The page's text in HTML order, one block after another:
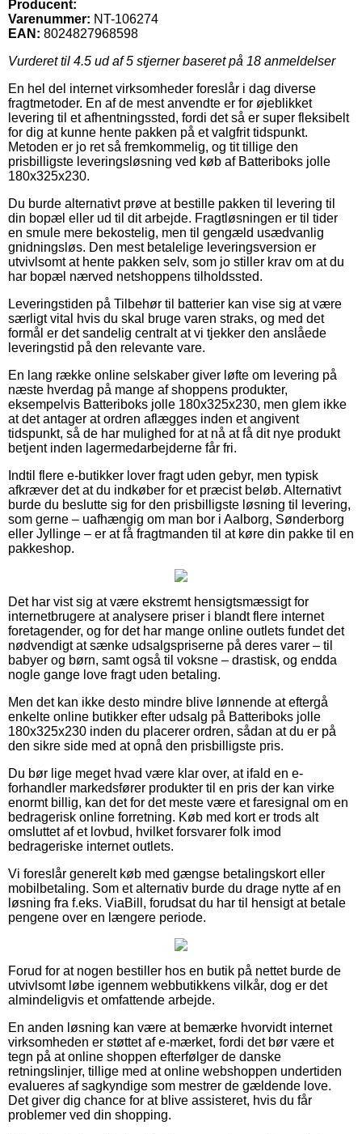
Producent:
Varenummer: NT-106274
EAN: 8024827968598
Vurderet til 4.5 ud af 5 stjerner baseret på 18 anmeldelser
En hel del internet virksomheder foreslår i dag diverse
fragtmetoder. En af de mest anvendte er for øjeblikket
levering til et afhentningssted, fordi det så er super fleksibelt
for dig at kunne hente pakken på et valgfrit tidspunkt.
Metoden er jo ret så fremkommelig, og tit tillige den
prisbilligste leveringsløsning ved køb af Batteriboks jolle
180x325x230.
Du burde alternativt prøve at bestille pakken til levering til
din bopæl eller ud til dit arbejde. Fragtløsningen er til tider
en smule mere bekostelig, men til gengæld usædvanlig
gnidningsløs. Den mest betalelige leveringsversion er
utvivlsomt at hente pakken selv, som jo stiller krav om at du
har bopæl nærved netshoppens tilholdssted.
Leveringstiden på Tilbehør til batterier kan vise sig at være
særligt vital hvis du skal bruge varen straks, og med det
formål er det sandelig centralt at vi tjekker den anslåede
leveringstid på den relevante vare.
En lang række online selskaber giver løfte om levering på
næste hverdag på mange af shoppens produkter,
eksempelvis Batteriboks jolle 180x325x230, men glem ikke
at det antager at ordren aflægges inden et angivent
tidspunkt, så de har mulighed for at nå at få dit nye produkt
betjent inden lagermedarbejderne får fri.
Indtil flere e-butikker lover fragt uden gebyr, men typisk
afkræver det at du indkøber for et præcist beløb. Alternativt
burde du beslutte sig for den prisbilligste løsning til levering,
som gerne – uafhængig om man bor i Aalborg, Sønderborg
eller Jyllinge – er at få fragtmanden til at køre din pakke til en
pakkeshop.
Det har vist sig at være ekstremt hensigtsmæssigt for
internetbrugere at analysere priser i blandt flere internet
foretagender, og for det har mange online outlets fundet det
nødvendigt at sænke udsalgspriserne på deres varer – til
babyer og børn, samt også til voksne – drastisk, og endda
nogle gange love fragt uden betaling.
Men det kan ikke desto mindre blive lønnende at eftergå
enkelte online butikker efter udsalg på Batteriboks jolle
180x325x230 inden du placerer ordren, sådan at du er på
den sikre side med at opnå den prisbilligste pris.
Du bør lige meget hvad være klar over, at ifald en e-
forhandler markedsfører produkter til en pris der kan virke
enormt billig, kan det for det meste være et faresignal om en
bedragerisk online forretning. Køb med kort er trods alt
omsluttet af et lovbud, hvilket forsvarer folk imod
bedrageriske internet outlets.
Vi foreslår generelt køb med gængse betalingskort eller
mobilbetaling. Som et alternativ burde du drage nytte af en
løsning fra f.eks. ViaBill, forudsat du har til hensigt at betale
pengene over en længere periode.
Forud for at nogen bestiller hos en butik på nettet burde de
utvivlsomt løbe igennem webbutikkens vilkår, dog er det
almindeligvis et omfattende arbejde.
En anden løsning kan være at bemærke hvorvidt internet
virksomheden er støttet af e-mærket, fordi det bør være et
tegn på at online shoppen efterfølger de danske
retningslinjer, tillige med at online webshoppen undertiden
evalueres af sagkyndige som mestrer de gældende love.
Det giver dig chance for at blive assisteret, hvis du får
problemer ved din shopping.